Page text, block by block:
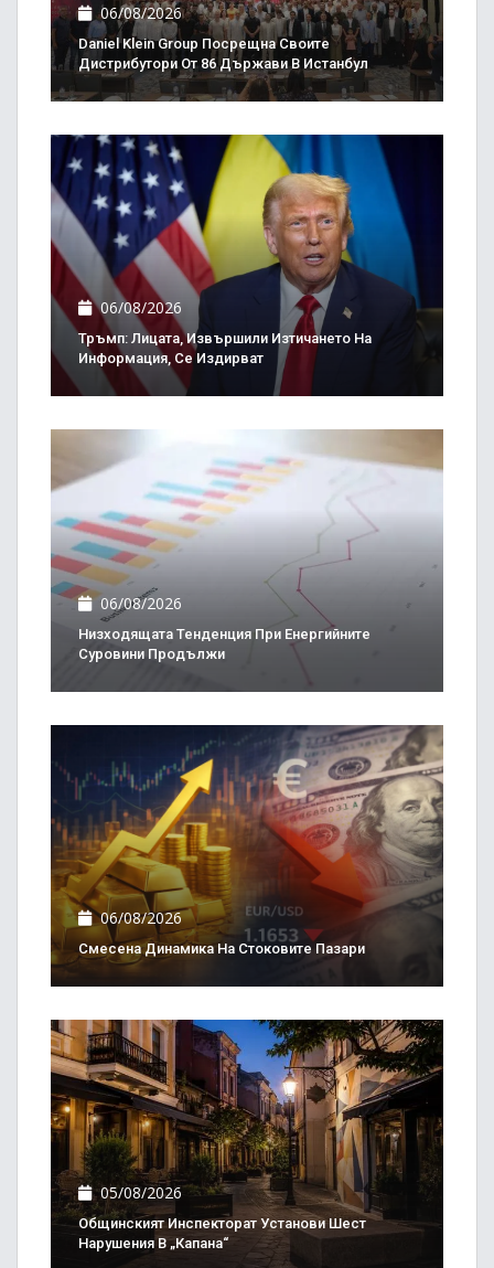
06/08/2026
Daniel Klein Group Посрещна Своите
Дистрибутори От 86 Държави В Истанбул
06/08/2026
Тръмп: Лицата, Извършили Изтичането На
Информация, Се Издирват
06/08/2026
Низходящата Тенденция При Енергийните
Суровини Продължи
06/08/2026
Смесена Динамика На Стоковите Пазари
05/08/2026
Общинският Инспекторат Установи Шест
Нарушения В „Капана“